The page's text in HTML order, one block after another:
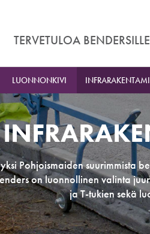
TERVETULOA BENDERSILLE
LUONNONKIVI
Pohjoismaiden suurimmista
on luonnollinen valinta
ja T-tukien sekä